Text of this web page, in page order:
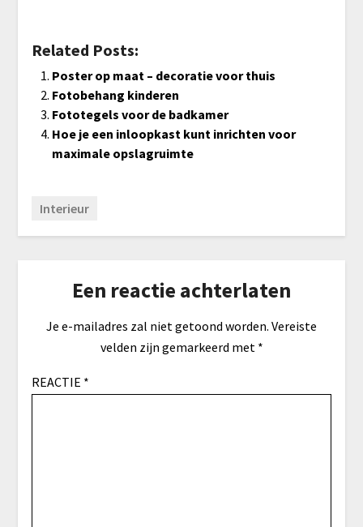
Related Posts:
Poster op maat – decoratie voor thuis
Fotobehang kinderen
Fototegels voor de badkamer
Hoe je een inloopkast kunt inrichten voor
maximale opslagruimte
Interieur
Een reactie achterlaten
Je e-mailadres zal niet getoond worden. Vereiste
velden zijn gemarkeerd met *
REACTIE *